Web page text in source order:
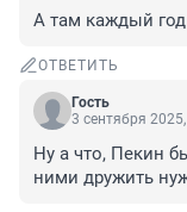
А там каждый
ОТВЕТИТЬ
Гость
3 сентября
Ну а что, Пекин
ними дружить